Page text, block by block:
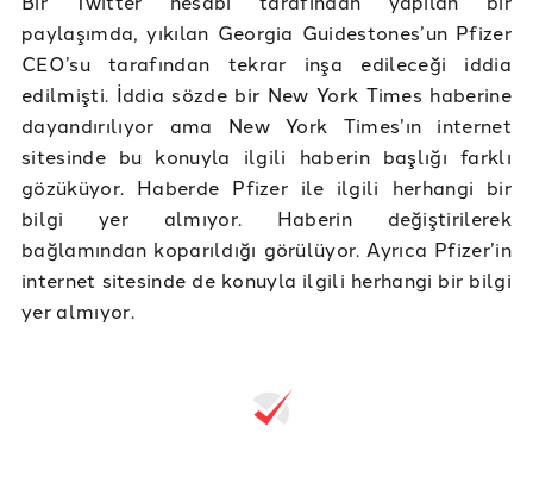
paylaşımda, yıkılan Georgia Guidestones’un Pfizer
CEO’su tarafından tekrar inşa edileceği iddia
edilmişti. İddia sözde bir New York Times haberine
dayandırılıyor ama New York Times’ın internet
sitesinde bu konuyla ilgili haberin başlığı farklı
gözüküyor. Haberde Pfizer ile ilgili herhangi bir
bilgi yer almıyor. Haberin değiştirilerek
bağlamından koparıldığı görülüyor. Ayrıca Pfizer’in
internet sitesinde de konuyla ilgili herhangi bir bilgi
yer almıyor.